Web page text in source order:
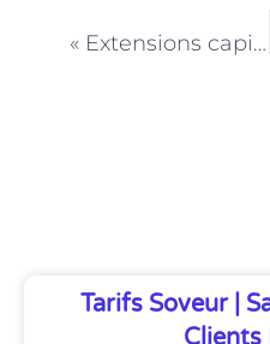
« Extensions capillaires à Paris : un investissement pour votre beauté »
Tarifs Soveur |